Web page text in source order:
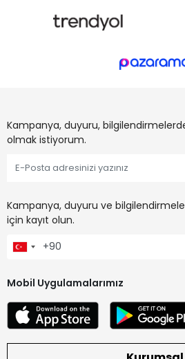
Kampanya, duyuru,
olmak istiyorum.
Kampanya, duyuru ve
için kayıt olun.
Mobil Uygulamalarımız